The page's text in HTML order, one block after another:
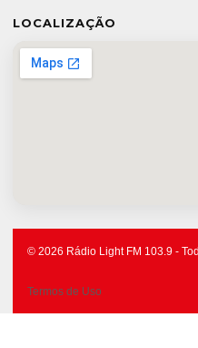
LOCALIZAÇÃO
© 2026 Rádio Light FM 103.9 -
Termos de Uso